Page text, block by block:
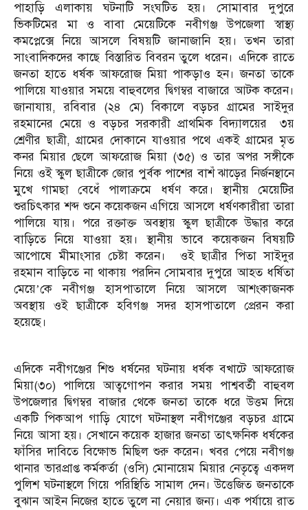
পাহাড়ি এলাকায় ঘটনাটি সংঘটিত হয়। সোমাবার দুপুরে
ভিকটিমের মা ও বাবা মেয়েটিকে নবীগঞ্জ উপজেলা স্বাস্থ্য
কমপ্লেক্সে নিয়ে আসলে বিষয়টি জানাজানি হয়। তখন তারা
সাংবাদিকদের কাছে বিস্তারিত বিবরন তুলে ধরেন। এদিকে রাতে
জনতা হাতে ধর্ষক আফরোজ মিয়া পাকড়াও হন। জনতা তাকে
পালিয়ে যাওয়ার সময়ে বাহুবলের দ্বিগম্বর বাজারে আটক করেন।
জানাযায়, রবিবার (২৪ মে) বিকালে বড়চর গ্রামের সাইদুর
রহমানের মেয়ে ও বড়চর সরকারী প্রাথমিক বিদ্যালয়ের ৩য়
শ্রেণীর ছাত্রী, গ্রামের দোকানে যাওয়ার পথে একই গ্রামের মৃত
কনর মিয়ার ছেলে আফরোজ মিয়া (৩৫) ও তার অপর সঙ্গীকে
নিয়ে ওই স্কুল ছাত্রীকে জোর পুর্বক পাশের বাশঁ ঝাড়ের নির্জনস্থানে
মুখে গামছা বেধেঁ পালাক্রমে ধর্ষণ করে। স্থানীয় মেয়েটির
শুরচিৎকার শব্দ শুনে কয়েকজন এগিয়ে আসলে ধর্ষণকারীরা তারা
পালিয়ে যায়। পরে রক্তাক্ত অবস্থায় স্কুল ছাত্রীকে উদ্ধার করে
বাড়িতে নিয়ে যাওয়া হয়। স্থানীয় ভাবে কয়েকজন বিষয়টি
আপোষে মীমাংসার চেষ্টা করেন। ওই ছাত্রীর পিতা সাইদুর
রহমান বাড়িতে না থাকায় পরদিন সোমবার দুপুরে আহত ধর্ষিতা
মেয়ে’কে নবীগঞ্জ হাসপাতালে নিয়ে আসলে আশংকাজনক
অবস্থায় ওই ছাত্রীকে হবিগঞ্জ সদর হাসপাতালে প্রেরন করা
হয়েছে।
এদিকে নবীগঞ্জের শিশু ধর্ষনের ঘটনায় ধর্ষক বখাটে আফরোজ
মিয়া(৩০) পালিয়ে আত্বগোপন করার সময় পাশ্ববর্তী বাহুবল
উপজেলার দ্বিগম্বর বাজার থেকে জনতা তাকে ধরে উত্তম দিয়ে
একটি পিকআপ গাড়ি যোগে ঘটনাস্থল নবীগঞ্জের বড়চর গ্রামে
নিয়ে আসা হয়। সেখানে কয়েক হাজার জনতা তাৎক্ষনিক ধর্ষকের
ফাঁসির দাবিতে বিক্ষোভ মিছিল শুরু করেন। খবর পেয়ে নবীগঞ্জ
থানার ভারপ্রাপ্ত কর্মকর্তা (ওসি) মোনায়েম মিয়ার নেতৃত্বে একদল
পুলিশ ঘটনাস্থলে গিয়ে পরিস্থিতি সামাল দেন। উত্তেজিত জনতাকে
বুঝান আইন নিজের হাতে তুলে না নেয়ার জন্য। এক পর্যায়ে রাত